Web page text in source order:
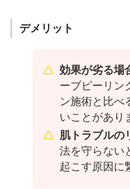
デメリット
効果が劣る場
ーブピーリン
ン施術と比べ
いことがあり
肌トラブルの
法を守らない
起こす原因に